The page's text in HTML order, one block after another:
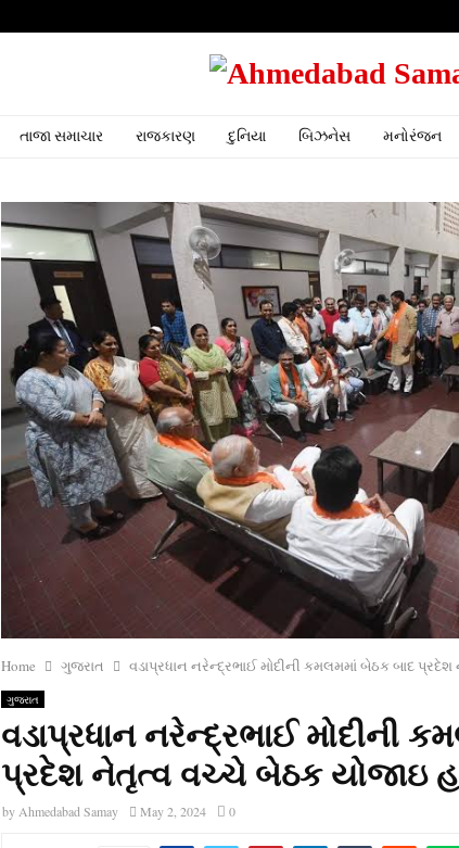
તાજા સમાચાર રાજકારણ દુનિયા બિઝનેસ મનોરંજન
Home ગુજરાત વડાપ્રધાન નરેન્દ્રભાઈ મોદીની કમલમમાં બેઠક બાદ
ગુજરાત
વડાપ્રધાન નરેન્દ્રભાઈ મોદીની
પ્રદેશ નેતૃત્વ વચ્ચે બેઠક યોજાઇ
byAhmedabad Samay May 2, 2024 0